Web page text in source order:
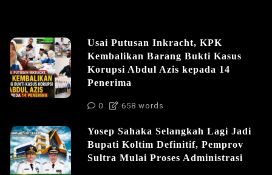
Usai Putusan Inkracht, KPK
Kembalikan Barang Bukti Kasus
Korupsi Abdul Azis kepada 14
Penerima
0 658 words
Yosep Sahaka Selangkah Lagi Jadi
Bupati Koltim Definitif, Pemprov
Sultra Mulai Proses Administrasi